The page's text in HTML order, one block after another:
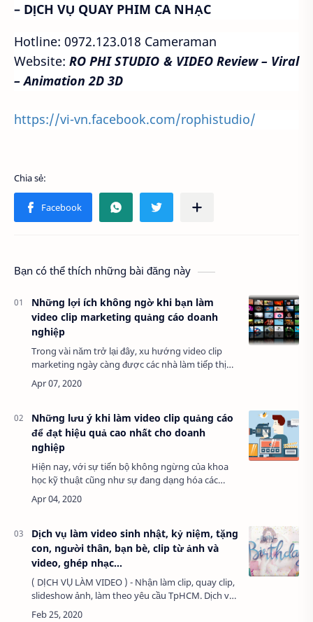
– DỊCH VỤ QUAY PHIM CA NHẠC
Hotline: 0972.123.018 Cameraman
Website: RO PHI STUDIO & VIDEO Review – Viral
– Animation 2D 3D
https://vi-vn.facebook.com/rophistudio/
Bạn có thể thích những bài đăng này
Những lợi ích không ngờ khi bạn làm
video clip marketing quảng cáo doanh
nghiệp
Trong vài năm trở lại đây, xu hướng video clip
marketing ngày càng được các nhà làm tiếp thị
chú trọng đầu tư như một hướng đi mới trong
lĩnh vực truyền thông - quảng cáo. Video ma…
Những lưu ý khi làm video clip quảng cáo
để đạt hiệu quả cao nhất cho doanh
nghiệp
Hiện nay, với sự tiến bộ không ngừng của khoa
học kỹ thuật cũng như sự đang dạng hóa các
kênh truyền thông thì nhiều doanh nghiệp đã
chọn cách làm video clip quảng cáo để mang sản
Dịch vụ làm video sinh nhật, kỷ niệm, tặng
con, người thân, bạn bè, clip từ ảnh và
video, ghép nhạc...
( DỊCH VỤ LÀM VIDEO ) - Nhận làm clip, quay clip,
slideshow ảnh, làm theo yêu cầu TpHCM. Dịch vụ
làm clip sinh nhật, clip tặng người yêu, quay